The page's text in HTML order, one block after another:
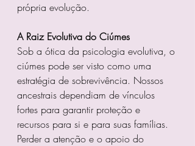
própria evolução.
A Raiz Evolutiva do Ciúmes
Sob a ótica da psicologia evolutiva, o
ciúmes pode ser visto como uma
estratégia de sobrevivência. Nossos
ancestrais dependiam de vínculos
fortes para garantir proteção e
recursos para si e para suas famílias.
Perder a atenção e o apoio do